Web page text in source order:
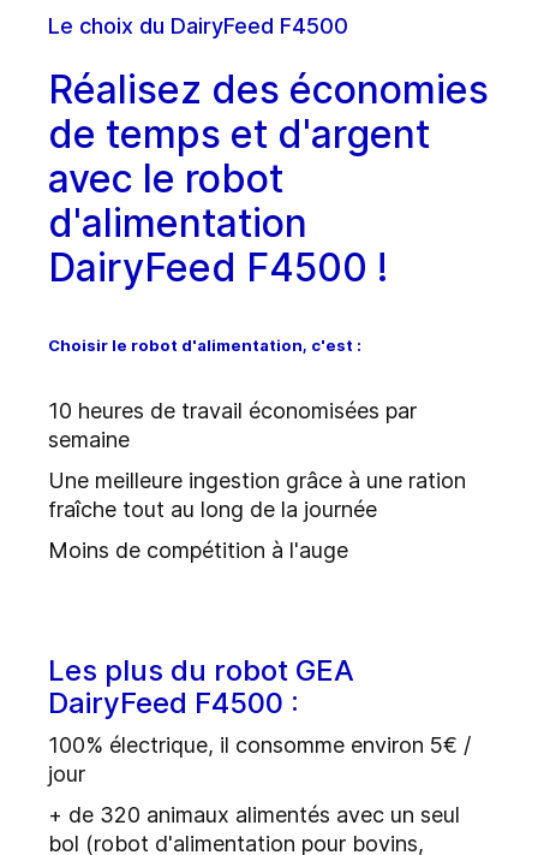
Le choix du DairyFeed F4500
Réalisez des économies
de temps et d'argent
avec le robot
d'alimentation
DairyFeed F4500 !
Choisir le robot d'alimentation, c'est :
10 heures de travail économisées par
semaine
Une meilleure ingestion grâce à une ration
fraîche tout au long de la journée
Moins de compétition à l'auge
Les plus du robot GEA
DairyFeed F4500 :
100% électrique, il consomme environ 5€ /
jour
+ de 320 animaux alimentés avec un seul
bol (robot d'alimentation pour bovins,